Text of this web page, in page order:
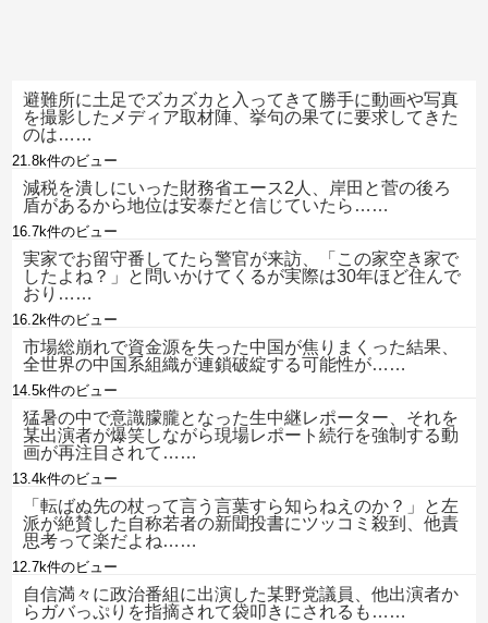
避難所に土足でズカズカと入ってきて勝手に動画や写真
を撮影したメディア取材陣、挙句の果てに要求してきた
のは……
21.8k件のビュー
減税を潰しにいった財務省エース2人、岸田と菅の後ろ
盾があるから地位は安泰だと信じていたら……
16.7k件のビュー
実家でお留守番してたら警官が来訪、「この家空き家で
したよね？」と問いかけてくるが実際は30年ほど住んで
おり……
16.2k件のビュー
市場総崩れで資金源を失った中国が焦りまくった結果、
全世界の中国系組織が連鎖破綻する可能性が……
14.5k件のビュー
猛暑の中で意識朦朧となった生中継レポーター、それを
某出演者が爆笑しながら現場レポート続行を強制する動
画が再注目されて……
13.4k件のビュー
「転ばぬ先の杖って言う言葉すら知らねえのか？」と左
派が絶賛した自称若者の新聞投書にツッコミ殺到、他責
思考って楽だよね……
12.7k件のビュー
自信満々に政治番組に出演した某野党議員、他出演者か
らガバっぷりを指摘されて袋叩きにされるも……